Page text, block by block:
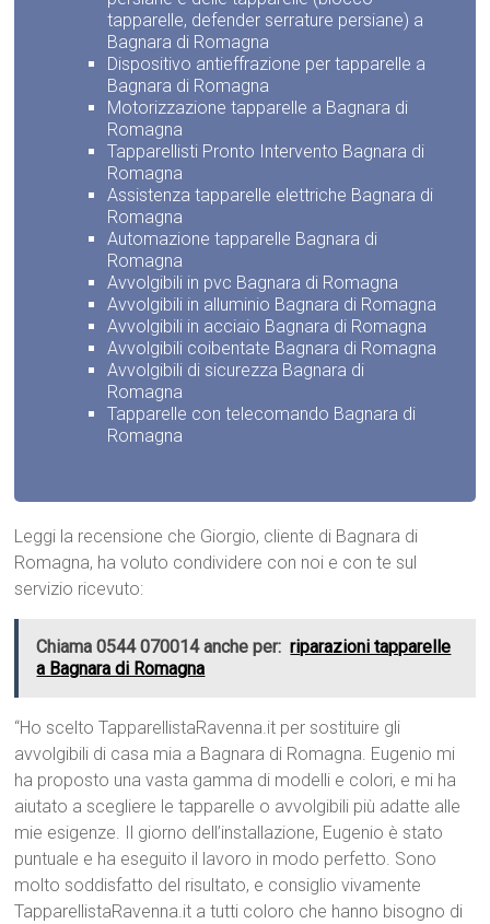
tapparelle, defender serrature persiane) a
Bagnara di Romagna
Dispositivo antieffrazione per tapparelle a
Bagnara di Romagna
Motorizzazione tapparelle a Bagnara di
Romagna
Tapparellisti Pronto Intervento Bagnara di
Romagna
Assistenza tapparelle elettriche Bagnara di
Romagna
Automazione tapparelle Bagnara di
Romagna
Avvolgibili in pvc Bagnara di Romagna
Avvolgibili in alluminio Bagnara di Romagna
Avvolgibili in acciaio Bagnara di Romagna
Avvolgibili coibentate Bagnara di Romagna
Avvolgibili di sicurezza Bagnara di
Romagna
Tapparelle con telecomando Bagnara di
Romagna
Leggi la recensione che Giorgio, cliente di Bagnara di
Romagna, ha voluto condividere con noi e con te sul
servizio ricevuto:
Chiama 0544 070014 anche per: riparazioni tapparelle
a Bagnara di Romagna
“Ho scelto TapparellistaRavenna.it per sostituire gli
avvolgibili di casa mia a Bagnara di Romagna. Eugenio mi
ha proposto una vasta gamma di modelli e colori, e mi ha
aiutato a scegliere le tapparelle o avvolgibili più adatte alle
mie esigenze. Il giorno dell’installazione, Eugenio è stato
puntuale e ha eseguito il lavoro in modo perfetto. Sono
molto soddisfatto del risultato, e consiglio vivamente
TapparellistaRavenna.it a tutti coloro che hanno bisogno di